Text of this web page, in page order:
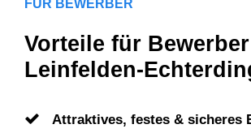
FÜR BEWERBER
Vorteile für
Leinfelden-
Attraktives, festes & sicheres